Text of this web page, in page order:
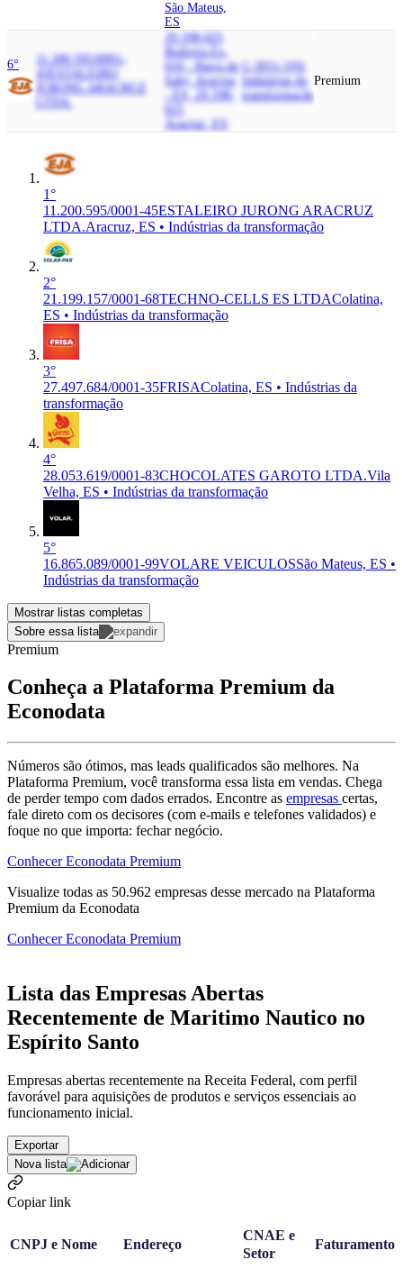
São Mateus,
ES
6°
11.200.595/0001-
45
ESTALEIRO
JURONG ARACRUZ
LTDA.
29.198-025
Rodovia Es-
010 - Barra do
Sahy, Aracruz
- ES, 29.198-
025
Aracruz, ES
C-3011-3/01
Indústrias da
transformação
Premium
1°
11.200.595/0001-45ESTALEIRO JURONG ARACRUZ
LTDA.Aracruz, ES • Indústrias da transformação
2°
21.199.157/0001-68TECHNO-CELLS ES LTDAColatina,
ES • Indústrias da transformação
3°
27.497.684/0001-35FRISAColatina, ES • Indústrias da
transformação
4°
28.053.619/0001-83CHOCOLATES GAROTO LTDA.Vila
Velha, ES • Indústrias da transformação
5°
16.865.089/0001-99VOLARE VEICULOSSão Mateus, ES •
Indústrias da transformação
Mostrar listas completas
Sobre essa lista
Premium
Conheça a Plataforma Premium da
Econodata
Números são ótimos, mas leads qualificados são melhores. Na
Plataforma Premium, você transforma essa lista em vendas. Chega
de perder tempo com dados errados. Encontre as empresas certas,
fale direto com os decisores (com e-mails e telefones validados) e
foque no que importa: fechar negócio.
Conhecer Econodata Premium
Visualize todas as 50.962 empresas desse mercado na Plataforma
Premium da Econodata
Conhecer Econodata Premium
Lista das Empresas Abertas
Recentemente de Maritimo Nautico no
Espírito Santo
Empresas abertas recentemente na Receita Federal, com perfil
favorável para aquisições de produtos e serviços essenciais ao
funcionamento inicial.
Exportar
Nova lista
Copiar link
CNPJ e Nome Endereço
CNAE e
Setor
Faturamento